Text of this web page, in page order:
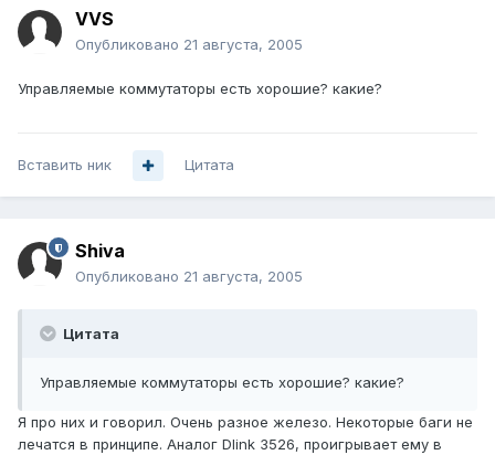
VVS
Опубликовано 21 августа, 2005
Управляемые коммутаторы есть хорошие? какие?
Вставить ник Цитата
Shiva
Опубликовано 21 августа, 2005
Цитата
Управляемые коммутаторы есть хорошие? какие?
Я про них и говорил. Очень разное железо. Некоторые баги не
лечатся в принципе. Аналог Dlink 3526, проигрывает ему в